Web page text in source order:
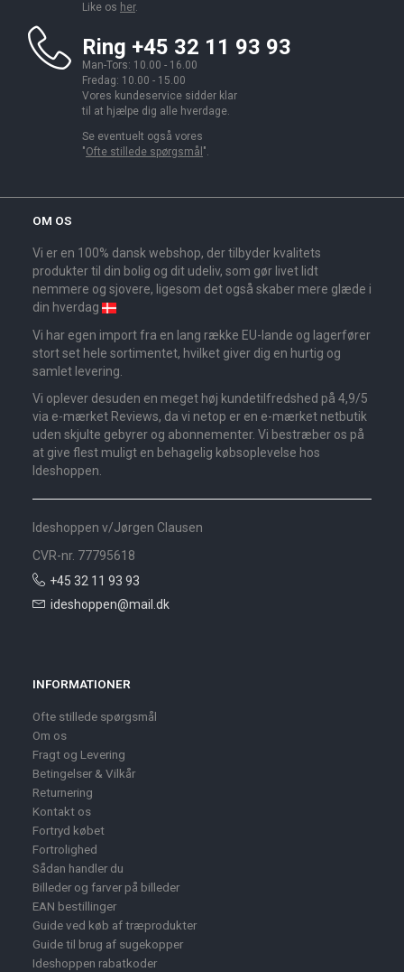
Like os her.
Ring +45 32 11 93 93
Man-Tors: 10.00 - 16.00
Fredag: 10.00 - 15.00
Vores kundeservice sidder klar
til at hjælpe dig alle hverdage.
Se eventuelt også vores
"Ofte stillede spørgsmål ".
OM OS
Vi er en 100% dansk webshop, der tilbyder kvalitets
produkter til din bolig og dit udeliv, som gør livet lidt
nemmere og sjovere, ligesom det også skaber mere glæde i
din hverdag
Vi har egen import fra en lang række EU-lande og lagerfører
stort set hele sortimentet, hvilket giver dig en hurtig og
samlet levering.
Vi oplever desuden en meget høj kundetilfredshed på 4,9/5
via e-mærket Reviews, da vi netop er en e-mærket netbutik
uden skjulte gebyrer og abonnementer. Vi bestræber os på
at give flest muligt en behagelig købsoplevelse hos
Ideshoppen.
Ideshoppen v/Jørgen Clausen
CVR-nr. 77795618
+45 32 11 93 93
ideshoppen@mail.dk
INFORMATIONER
Ofte stillede spørgsmål
Om os
Fragt og Levering
Betingelser & Vilkår
Returnering
Kontakt os
Fortryd købet
Fortrolighed
Sådan handler du
Billeder og farver på billeder
EAN bestillinger
Guide ved køb af træprodukter
Guide til brug af sugekopper
Ideshoppen rabatkoder